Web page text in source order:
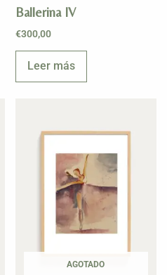
Ballerina IV
€300,00
Leer más
AGOTADO